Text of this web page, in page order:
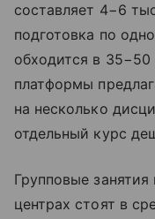
составляет 4−6
подготовка по
обходится в
платформы
на несколько
отдельный курс
Групповые
центрах стоят в